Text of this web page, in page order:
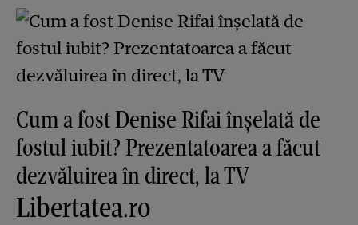
Cum a fost Denise Rifai înșelată de
fostul iubit? Prezentatoarea a făcut
dezvăluirea în direct, la TV
Libertatea.ro